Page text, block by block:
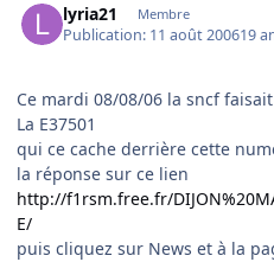
lyria21 Membre
Publication: 11 août 200619
Ce mardi 08/08/06 la sncf
La E37501
qui ce cache derrière cette
la réponse sur ce lien
http://f1rsm.free.fr/
E/
puis cliquez sur News et à la